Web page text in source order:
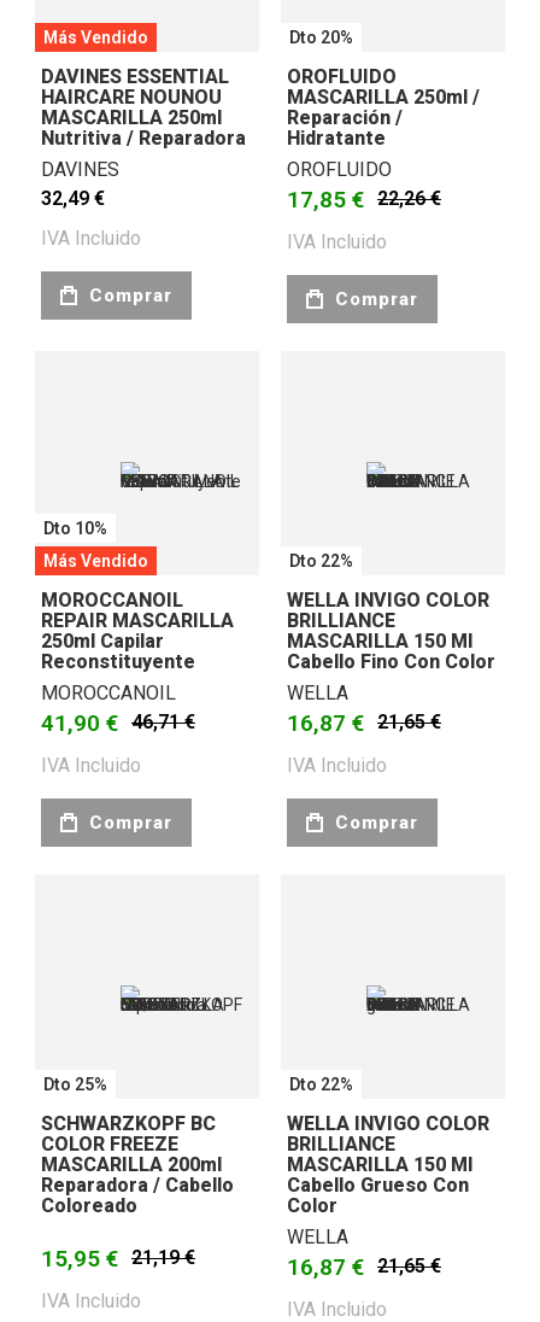
Más Vendido
DAVINES ESSENTIAL
HAIRCARE NOUNOU
MASCARILLA 250ml
Nutritiva / Reparadora
DAVINES
32,49 €
IVA Incluido
Comprar
Dto 20%
OROFLUIDO
MASCARILLA 250ml /
Reparación /
Hidratante
OROFLUIDO
17,85 € 22,26 €
IVA Incluido
Comprar
Dto 10%
Más Vendido
MOROCCANOIL
REPAIR MASCARILLA
250ml Capilar
Reconstituyente
MOROCCANOIL
41,90 € 46,71 €
IVA Incluido
Comprar
Dto 22%
WELLA INVIGO COLOR
BRILLIANCE
MASCARILLA 150 Ml
Cabello Fino Con Color
WELLA
16,87 € 21,65 €
IVA Incluido
Comprar
Dto 25%
SCHWARZKOPF BC
COLOR FREEZE
MASCARILLA 200ml
Reparadora / Cabello
Coloreado
15,95 € 21,19 €
IVA Incluido
Dto 22%
WELLA INVIGO COLOR
BRILLIANCE
MASCARILLA 150 Ml
Cabello Grueso Con
Color
WELLA
16,87 € 21,65 €
IVA Incluido